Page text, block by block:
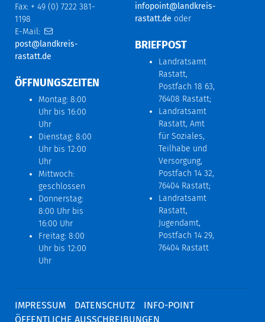
Fax: + 49 (0) 7222 381-
1198
E-Mail:
post@landkreis-
rastatt.de
ÖFFNUNGSZEITEN
Montag: 8:00
Uhr bis 16:00
Uhr
Dienstag: 8:00
Uhr bis 12:00
Uhr
Mittwoch:
geschlossen
Donnerstag:
8:00 Uhr bis
16:00 Uhr
Freitag: 8:00
Uhr bis 12:00
Uhr
infopoint@landkreis-
rastatt.de oder
BRIEFPOST
Landratsamt
Rastatt,
Postfach 18 63,
76408 Rastatt;
Landratsamt
Rastatt, Amt
für Soziales,
Teilhabe und
Versorgung,
Postfach 14 32,
76404 Rastatt;
Landratsamt
Rastatt,
Jugendamt,
Postfach 14 29,
76404 Rastatt
IMPRESSUM DATENSCHUTZ
INFO-POINT
ÖFFENTLICHE AUSSCHREIBUNGEN